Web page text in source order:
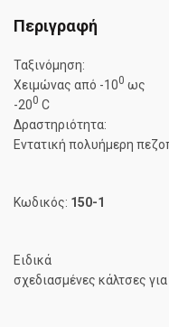
Περιγραφή
Ταξινόμηση:
Χειμώνας από -100 ως
-200 C
Δραστηριότητα:
Εντατική πολυήμερη
Κωδικός: 150-1
Ειδικά
σχεδιασμένες κάλτσες